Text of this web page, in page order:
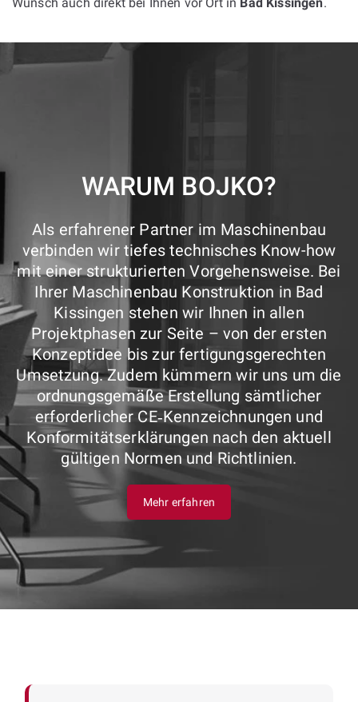
WARUM BOJKO?
Als erfahrener Partner im Maschinenbau
verbinden wir tiefes technisches Know-how
mit einer strukturierten Vorgehensweise. Bei
Ihrer Maschinenbau Konstruktion in Bad
Kissingen stehen wir Ihnen in allen
Projektphasen zur Seite – von der ersten
Konzeptidee bis zur fertigungsgerechten
Umsetzung. Zudem kümmern wir uns um die
ordnungsgemäße Erstellung sämtlicher
erforderlicher CE‑Kennzeichnungen und
Konformitätserklärungen nach den aktuell
gültigen Normen und Richtlinien.
Mehr erfahren